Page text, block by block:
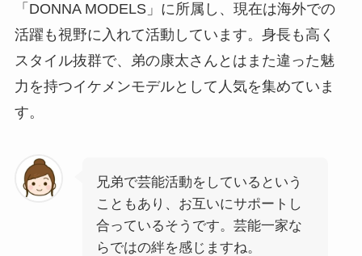
「DONNA MODELS」に所属し、現在は海外での
活躍も視野に入れて活動しています。身長も高く
スタイル抜群で、弟の康太さんとはまた違った魅
力を持つイケメンモデルとして人気を集めていま
す。
兄弟で芸能活動をしているという
こともあり、お互いにサポートし
合っているそうです。芸能一家な
らではの絆を感じますね。